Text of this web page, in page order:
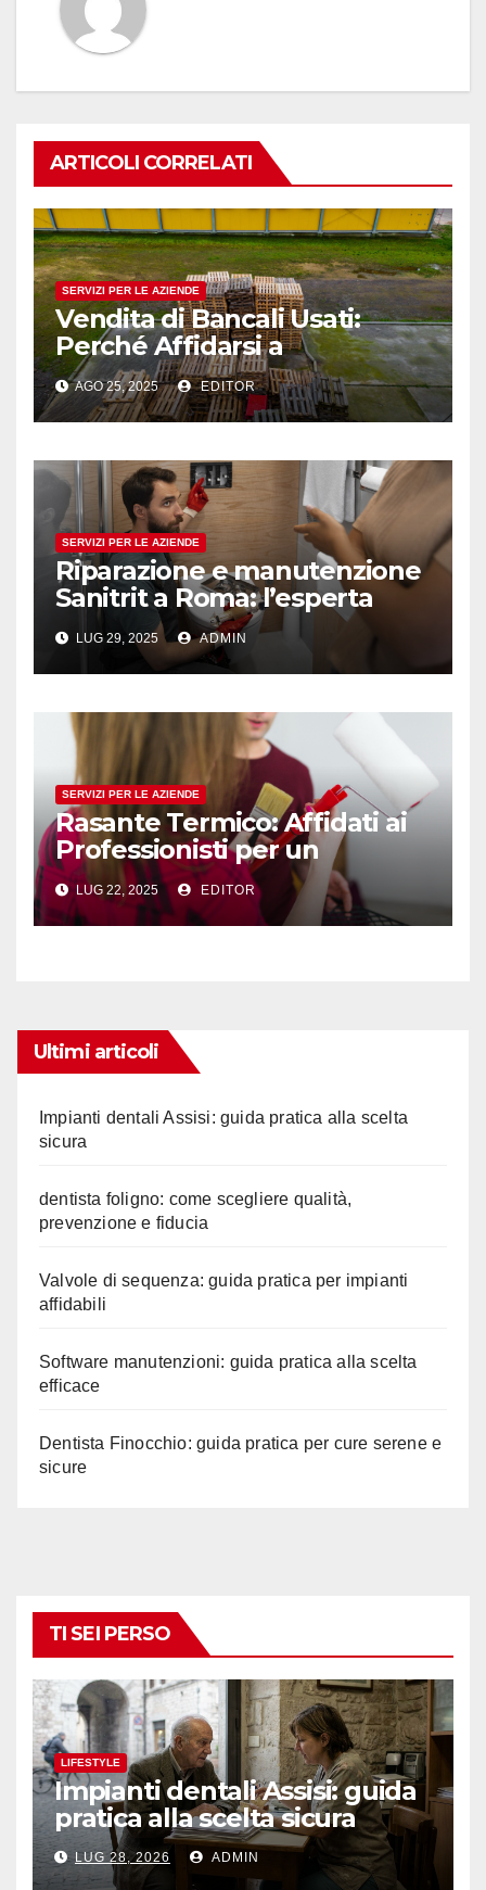
ARTICOLI CORRELATI
SERVIZI PER LE AZIENDE
Vendita di Bancali Usati:
Perché Affidarsi a
Professionisti del Settore
AGO 25, 2025 EDITOR
SERVIZI PER LE AZIENDE
Riparazione e manutenzione
Sanitrit a Roma: l’esperta
assistenza di D’Alessio
Idraulico
LUG 29, 2025 ADMIN
SERVIZI PER LE AZIENDE
Rasante Termico: Affidati ai
Professionisti per un
Isolamento Efficace
LUG 22, 2025 EDITOR
Ultimi articoli
Impianti dentali Assisi: guida pratica alla scelta
sicura
dentista foligno: come scegliere qualità,
prevenzione e fiducia
Valvole di sequenza: guida pratica per impianti
affidabili
Software manutenzioni: guida pratica alla scelta
efficace
Dentista Finocchio: guida pratica per cure serene e
sicure
TI SEI PERSO
LIFESTYLE
Impianti dentali Assisi: guida
pratica alla scelta sicura
LUG 28, 2026 ADMIN